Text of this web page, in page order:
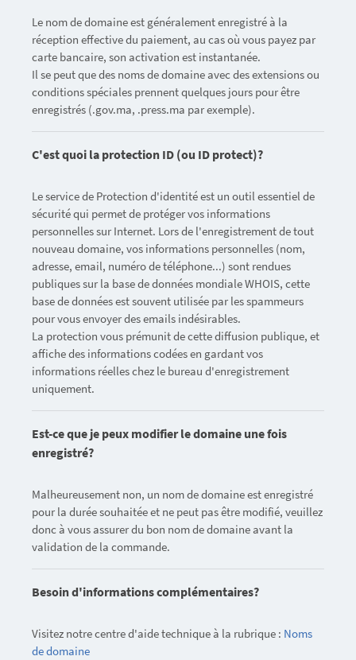
Le nom de domaine est généralement enregistré à la
réception effective du paiement, au cas où vous payez par
carte bancaire, son activation est instantanée.
Il se peut que des noms de domaine avec des extensions ou
conditions spéciales prennent quelques jours pour être
enregistrés (.gov.ma, .press.ma par exemple).
C'est quoi la protection ID (ou ID protect)?
Le service de Protection d'identité est un outil essentiel de
sécurité qui permet de protéger vos informations
personnelles sur Internet. Lors de l'enregistrement de tout
nouveau domaine, vos informations personnelles (nom,
adresse, email, numéro de téléphone...) sont rendues
publiques sur la base de données mondiale WHOIS, cette
base de données est souvent utilisée par les spammeurs
pour vous envoyer des emails indésirables.
La protection vous prémunit de cette diffusion publique, et
affiche des informations codées en gardant vos
informations réelles chez le bureau d'enregistrement
uniquement.
Est-ce que je peux modifier le domaine une fois
enregistré?
Malheureusement non, un nom de domaine est enregistré
pour la durée souhaitée et ne peut pas être modifié, veuillez
donc à vous assurer du bon nom de domaine avant la
validation de la commande.
Besoin d'informations complémentaires?
Visitez notre centre d'aide technique à la rubrique : Noms
de domaine